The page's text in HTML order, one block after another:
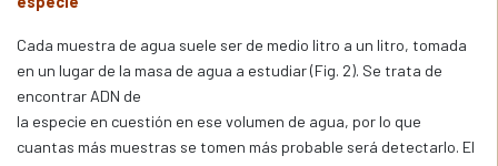
Cada muestra de agua suele ser de medio litro a un litro, tomada
en un lugar de la masa de agua a estudiar (Fig. 2). Se trata de
encontrar ADN de
la especie en cuestión en ese volumen de agua, por lo que
cuantas más muestras se tomen más probable será detectarlo. El